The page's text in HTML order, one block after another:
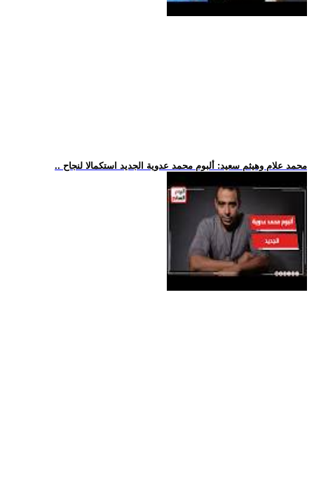
.. محمد علام وهيثم سعيد: ألبوم محمد عدوية الجديد استكمالا لنجاح